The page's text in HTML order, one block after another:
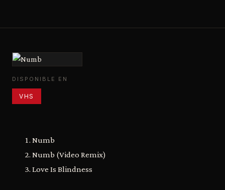
DISPONIBLE EN
VHS
Numb
Numb (Video Remix)
Love Is Blindness